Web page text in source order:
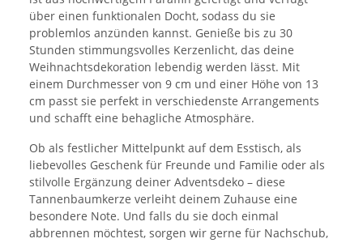
über einen funktionalen Docht, sodass du sie
problemlos anzünden kannst. Genieße bis zu 30
Stunden stimmungsvolles Kerzenlicht, das deine
Weihnachtsdekoration lebendig werden lässt. Mit
einem Durchmesser von 9 cm und einer Höhe von 13
cm passt sie perfekt in verschiedenste Arrangements
und schafft eine behagliche Atmosphäre.
Ob als festlicher Mittelpunkt auf dem Esstisch, als
liebevolles Geschenk für Freunde und Familie oder als
stilvolle Ergänzung deiner Adventsdeko – diese
Tannenbaumkerze verleiht deinem Zuhause eine
besondere Note. Und falls du sie doch einmal
abbrennen möchtest, sorgen wir gerne für Nachschub,